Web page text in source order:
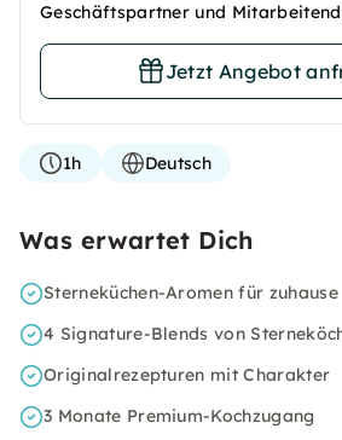
Geschäftspartner und
Jetzt Angebot
1h Deutsch
Was erwartet Dich
Sterneküchen-Aromen für zuhause
4 Signature-Blends von
Originalrezepturen mit Charakter
3 Monate Premium-Kochzugang